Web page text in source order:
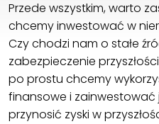
Przede wszystkim, warto
chcemy inwestować w
Czy chodzi nam o stałe
zabezpieczenie
po prostu chcemy
finansowe i
przynosić zyski w